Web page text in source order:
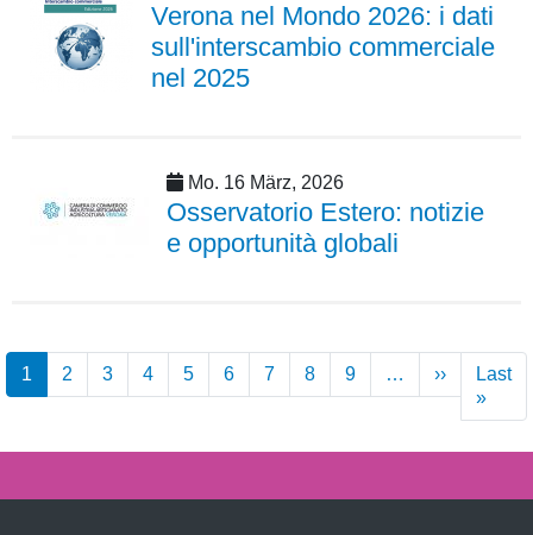
Verona nel Mondo 2026: i dati
sull'interscambio commerciale
nel 2025
Mo. 16 März, 2026
Osservatorio Estero: notizie
e opportunità globali
Seitennummerierung
1 2 3 4 5 6 7 8 9 … ›› Nächste
Seite
Last
»
Seite